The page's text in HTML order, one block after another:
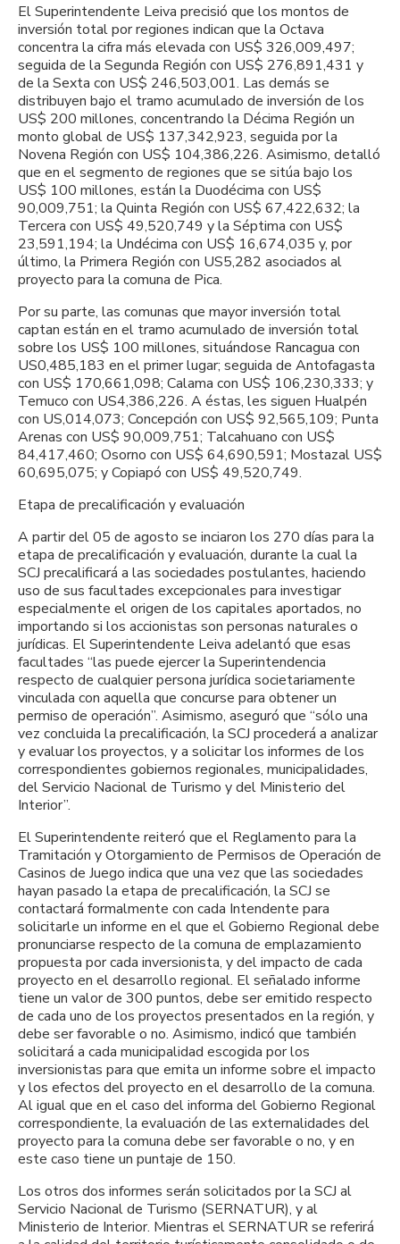
El Superintendente Leiva precisió que los montos de
inversión total por regiones indican que la Octava
concentra la cifra más elevada con US$ 326,009,497;
seguida de la Segunda Región con US$ 276,891,431 y
de la Sexta con US$ 246,503,001. Las demás se
distribuyen bajo el tramo acumulado de inversión de los
US$ 200 millones, concentrando la Décima Región un
monto global de US$ 137,342,923, seguida por la
Novena Región con US$ 104,386,226. Asimismo, detalló
que en el segmento de regiones que se sitúa bajo los
US$ 100 millones, están la Duodécima con US$
90,009,751; la Quinta Región con US$ 67,422,632; la
Tercera con US$ 49,520,749 y la Séptima con US$
23,591,194; la Undécima con US$ 16,674,035 y, por
último, la Primera Región con US5,282 asociados al
proyecto para la comuna de Pica.
Por su parte, las comunas que mayor inversión total
captan están en el tramo acumulado de inversión total
sobre los US$ 100 millones, situándose Rancagua con
US0,485,183 en el primer lugar; seguida de Antofagasta
con US$ 170,661,098; Calama con US$ 106,230,333; y
Temuco con US4,386,226. A éstas, les siguen Hualpén
con US,014,073; Concepción con US$ 92,565,109; Punta
Arenas con US$ 90,009,751; Talcahuano con US$
84,417,460; Osorno con US$ 64,690,591; Mostazal US$
60,695,075; y Copiapó con US$ 49,520,749.
Etapa de precalificación y evaluación
A partir del 05 de agosto se inciaron los 270 días para la
etapa de precalificación y evaluación, durante la cual la
SCJ precalificará a las sociedades postulantes, haciendo
uso de sus facultades excepcionales para investigar
especialmente el origen de los capitales aportados, no
importando si los accionistas son personas naturales o
jurídicas. El Superintendente Leiva adelantó que esas
facultades “las puede ejercer la Superintendencia
respecto de cualquier persona jurídica societariamente
vinculada con aquella que concurse para obtener un
permiso de operación”. Asimismo, aseguró que “sólo una
vez concluida la precalificación, la SCJ procederá a analizar
y evaluar los proyectos, y a solicitar los informes de los
correspondientes gobiernos regionales, municipalidades,
del Servicio Nacional de Turismo y del Ministerio del
Interior”.
El Superintendente reiteró que el Reglamento para la
Tramitación y Otorgamiento de Permisos de Operación de
Casinos de Juego indica que una vez que las sociedades
hayan pasado la etapa de precalificación, la SCJ se
contactará formalmente con cada Intendente para
solicitarle un informe en el que el Gobierno Regional debe
pronunciarse respecto de la comuna de emplazamiento
propuesta por cada inversionista, y del impacto de cada
proyecto en el desarrollo regional. El señalado informe
tiene un valor de 300 puntos, debe ser emitido respecto
de cada uno de los proyectos presentados en la región, y
debe ser favorable o no. Asimismo, indicó que también
solicitará a cada municipalidad escogida por los
inversionistas para que emita un informe sobre el impacto
y los efectos del proyecto en el desarrollo de la comuna.
Al igual que en el caso del informa del Gobierno Regional
correspondiente, la evaluación de las externalidades del
proyecto para la comuna debe ser favorable o no, y en
este caso tiene un puntaje de 150.
Los otros dos informes serán solicitados por la SCJ al
Servicio Nacional de Turismo (SERNATUR), y al
Ministerio de Interior. Mientras el SERNATUR se referirá